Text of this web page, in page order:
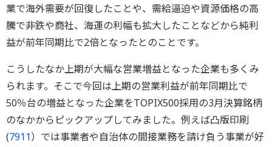
業で海外需要が回復したことや、需給逼迫や資源価格の高
騰で非鉄や商社、海運の利幅も拡大したことなどから純利
益が前年同期比で2倍となったとのことです。
こうしたなか上期が大幅な営業増益となった企業も多くみ
られます。そこで今回は上期の営業利益が前年同期比で
50％台の増益となった企業をTOPIX500採用の3月決算銘柄
のなかからピックアップしてみました。例えば凸版印刷
(7911）では事業者や自治体の間接業務を請け負う事業が好